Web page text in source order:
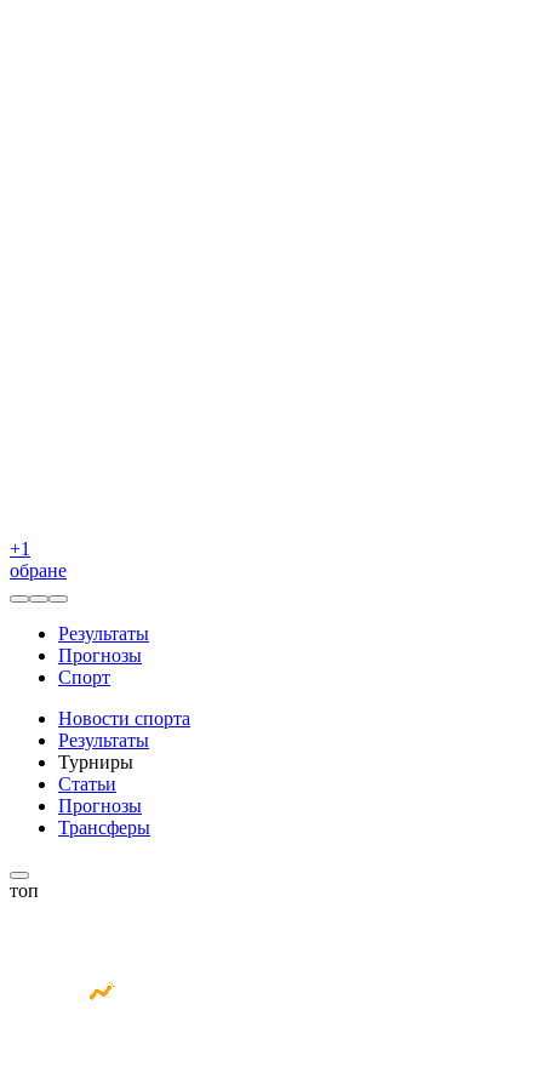
+1
обране
Результаты
Прогнозы
Спорт
Новости спорта
Результаты
Турниры
Статьи
Прогнозы
Трансферы
топ